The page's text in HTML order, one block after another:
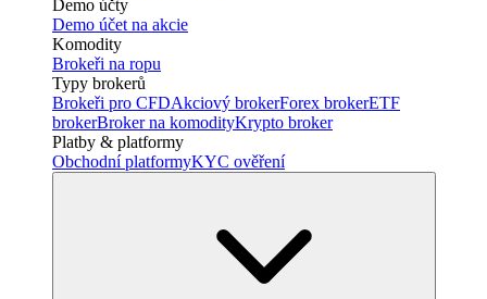
Demo účty
Demo účet na akcie
Komodity
Brokeři na ropu
Typy brokerů
Brokeři pro CFDAkciový brokerForex brokerETF
brokerBroker na komodityKrypto broker
Platby & platformy
Obchodní platformyKYC ověření